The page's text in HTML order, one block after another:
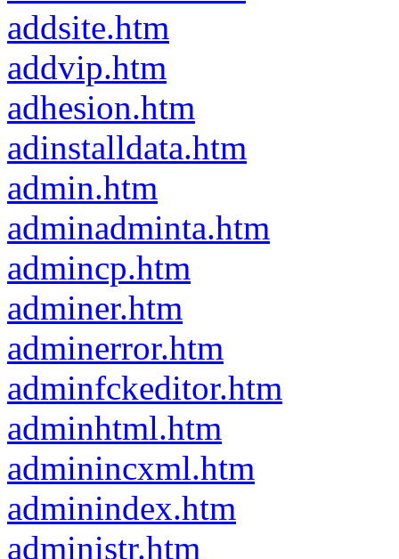
addsite.htm
addvip.htm
adhesion.htm
adinstalldata.htm
admin.htm
adminadminta.htm
admincp.htm
adminer.htm
adminerror.htm
adminfckeditor.htm
adminhtml.htm
adminincxml.htm
adminindex.htm
administr.htm